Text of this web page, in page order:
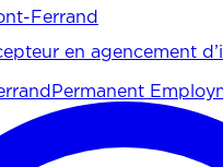
Ferrand
en agencement
Permanent